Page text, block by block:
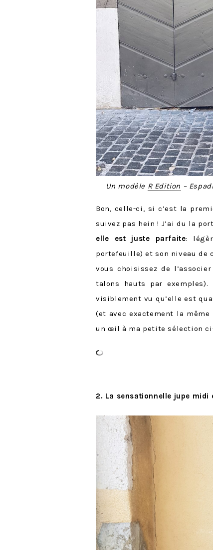
Un modèle R Edition –
Bon, celle-ci, si c’est la
suivez pas hein ! J’ai du la
elle est juste parfaite:
portefeuille) et son niveau de
vous choisissez de
talons hauts par
visiblement vu qu’elle est
(et avec exactement la
un œil à ma petite sélection
2. La sensationnelle jupe midi